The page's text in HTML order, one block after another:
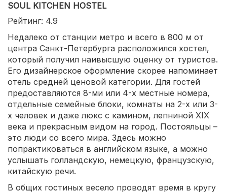
SOUL KITCHEN HOSTEL
Рейтинг: 4.9
Недалеко от станции метро и всего в 800 м от
центра Санкт-Петербурга расположился хостел,
который получил наивысшую оценку от туристов.
Его дизайнерское оформление скорее напоминает
отель средней ценовой категории. Для гостей
предоставляются 8-ми или 4-х местные номера,
отдельные семейные блоки, комнаты на 2-х или 3-
х человек и даже люкс с камином, лепниной XIX
века и прекрасным видом на город. Постояльцы –
это люди со всего мира. Здесь можно
попрактиковаться в английском языке, а можно
услышать голландскую, немецкую, французскую,
китайскую речи.
В общих гостиных весело проводят время в кругу